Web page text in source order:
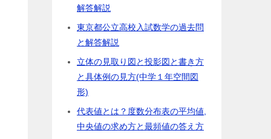
解答解説
東京都公立高校入試数学の過去問
と解答解説
立体の見取り図と投影図と書き方
と具体例の見方(中学１年空間図
形)
代表値とは？度数分布表の平均値,
中央値の求め方と最頻値の答え方